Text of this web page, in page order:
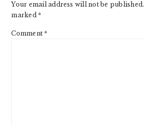
Your email address will not be published.
marked*
Comment*